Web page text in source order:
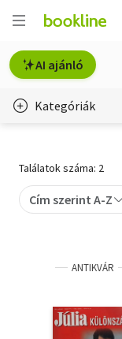
AI ajánló
Kategóriák
Gyermek- és ifjúsági
Művészet
Találatok száma: 2
Cím szerint A-Z
ANTIKVÁR